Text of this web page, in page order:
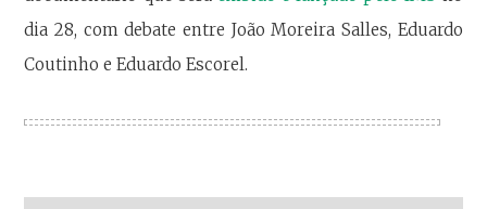
dia 28, com debate entre João Moreira Salles, Eduardo
Coutinho e Eduardo Escorel.